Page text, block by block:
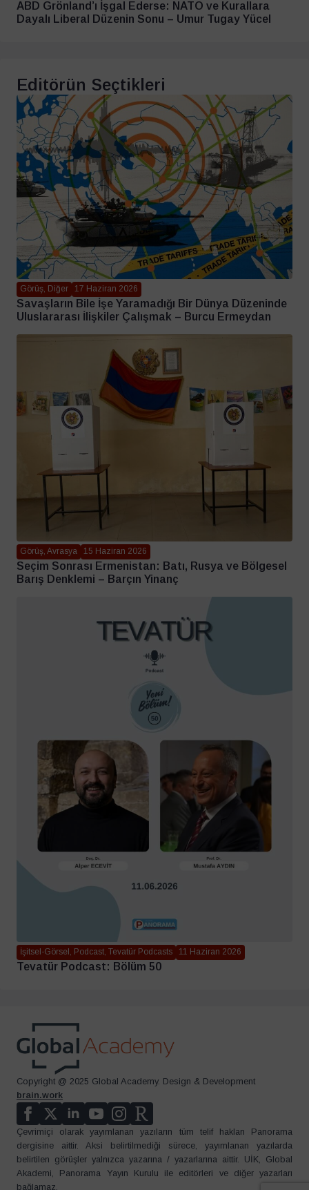
ABD Grönland’ı İşgal Ederse: NATO ve Kurallara
Dayalı Liberal Düzenin Sonu – Umur Tugay Yücel
Editörün Seçtikleri
Görüş, Diğer 17 Haziran 2026
Savaşların Bile İşe Yaramadığı Bir Dünya Düzeninde
Uluslararası İlişkiler Çalışmak – Burcu Ermeydan
Görüş, Avrasya 15 Haziran 2026
Seçim Sonrası Ermenistan: Batı, Rusya ve Bölgesel
Barış Denklemi – Barçın Yinanç
İşitsel-Görsel, Podcast, Tevatür Podcasts 11 Haziran 2026
Tevatür Podcast: Bölüm 50
Copyright @ 2025 Global Academy. Design & Development
brain.work
Çevrimiçi olarak yayımlanan yazıların tüm telif hakları Panorama
dergisine aittir. Aksi belirtilmediği sürece, yayımlanan yazılarda
belirtilen görüşler yalnızca yazarına / yazarlarına aittir. UİK, Global
Akademi, Panorama Yayın Kurulu ile editörleri ve diğer yazarları
bağlamaz.